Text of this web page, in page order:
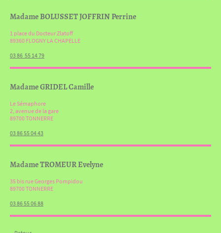
Madame BOLUSSET JOFFRIN Perrine
1 place du Docteur Zlatoff
89360 FLOGNY LA CHAPELLE
03 86 55 14 79
Madame GRIDEL Camille
Le Sémaphore
2, avenue de la gare
89700 TONNERRE
03 86 55 04 43
Madame TROMEUR Evelyne
35 bis rue Georges Pompidou
89700 TONNERRE
03 86 55 06 88